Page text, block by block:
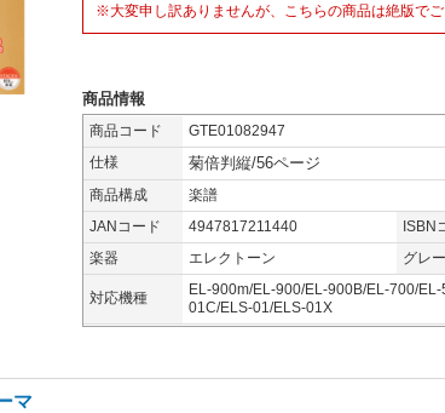
※大変申し訳ありませんが、こちらの商品は絶版でご
商品情報
商品コード
GTE01082947
仕様
菊倍判縦/56ページ
商品構成
楽譜
JANコード
4947817211440 ISBN
楽器
エレクトーン グレ
対応機種
EL-900m/EL-900/EL-900B/EL-700/
01C/ELS-01/ELS-01X
マ